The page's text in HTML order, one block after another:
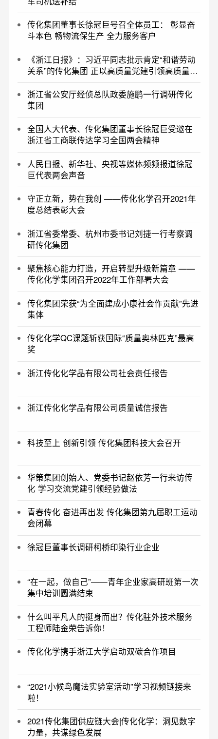
传化集团董事长徐冠巨号召全体员工： 彰显奋
斗本色 畅物流保生产 全力服务客户
《浙江日报》：习近平同志批示肯定“和谐劳动
关系”的传化集团 正以高质量党建引领高质量发
展——再造传化
浙江省公安厅经侦总队政委施鹏一行调研传化
集团
全国人大代表、传化集团董事长徐冠巨受邀在
浙江省工商联传达学习全国两会精神
人民日报、新华社、央视等媒体频频报道徐冠
巨代表两会声音
守正立新，势在我创 ——传化化学召开2021年
度总结表彰大会
浙江省委常委、杭州市委书记刘捷一行考察调
研传化集团
聚焦核心能力打造，开启转型升级新篇章 ——
传化化学集团召开2022年工作部署大会
传化集团荣获“为全面建成小康社会作贡献”先进
集体
传化化学QC课题斩获国际“质量奥林匹克”最高
奖
浙江传化化学品有限公司社会责任报告
浙江传化化学品有限公司质量诚信报告
科技至上 创新引领 传化集团科技大会召开
华策集团创始人、党委书记赵依芳一行来访传
化 学习交流党建引领经验做法
青春传化 奋进再出发 传化集团第九届职工运动
会闭幕
徐冠巨董事长调研柯桥印染行业企业
“在一起，做自己”——青年企业家高研班第一次
集中培训圆满结束
什么叫平凡人的挺身而出？传化驻外技术服务
工程师陆金荣告诉你！
传化化学携手浙江大学启动双碳合作项目
“2021小候鸟魔法实验室活动”学习视频链接来
啦！
2021传化集团供应链大会|传化化学：洞见数字
力量，共谋绿色发展